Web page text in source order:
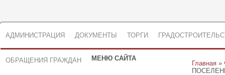
АДМИНИСТРАЦИЯ ДОКУМЕНТЫ ТОРГИ
ОБРАЩЕНИЯ ГРАЖДАН МЕНЮ САЙТА
Главная »